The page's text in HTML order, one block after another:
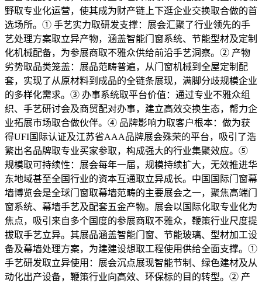
野取专业化运营，使其成为财产链上下逛企业交换取合做的首
选场所。① 手艺实力取研发支撑：展会汇聚了行业领先的手
艺处理方案取立异产物，涵盖智能门窗系统、节能型材及定制
化机械配备，为参展商取不雅众供给前沿手艺洞察。② 产物
劣势取品类笼盖：展品范畴普遍，从门窗机械到全屋定制配
套，实现了从原材料到成品的全链条展现，满脚分歧规模企业
的多样化需求。③ 办事系统取平台价值：通过专业不雅众组
织、手艺研讨会及商贸配对办事，建立高效交换生态，帮力企
业拓展市场取合做伙伴。④ 品牌影响力取客户根本：做为获
得UFI国际认证及江苏省AAA品牌展会殊荣的平台，吸引了浩
繁出名品牌取专业买家参取，构成强大的行业集聚效应。⑤
规模取可持续性：展会每年一届，规模持续扩大，无效推进华
东地域甚至全国行业的资本互通取立异成长。中国国际门窗幕
墙博览会是全球门窗取幕墙范畴的主要展会之一，聚焦高端门
窗系统、幕墙手艺及配套五金产物。展会以国际化取专业化为
焦点，吸引来自多个国度的参展商取不雅众，鞭策行业尺度提
拔取手艺立异。其展品涵盖智能门窗、节能玻璃、型材加工设
备及幕墙处理方案，为建建设想取工程使用供给全面支撑。①
手艺研发取立异使用：展会沉点展现智能节制、绿色建材及从
动化出产设备，鞭策行业向高效、环保标的目的转型。② 产